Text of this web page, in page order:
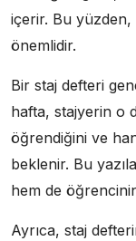
içerir. Bu
önemlidir.
Bir staj defteri
hafta, stajyerin o
öğrendiğini ve
beklenir. Bu
hem de
Ayrıca, staj